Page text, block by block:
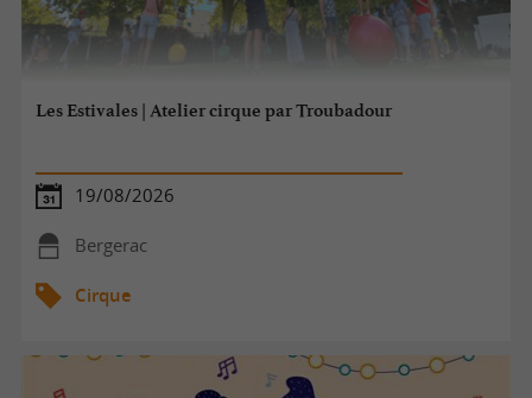
Les Estivales | Atelier cirque par Troubadour
19/08/2026
Bergerac
Cirque